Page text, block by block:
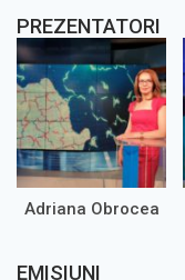
PREZENTATORI
Adriana Obrocea
EMISIUNI